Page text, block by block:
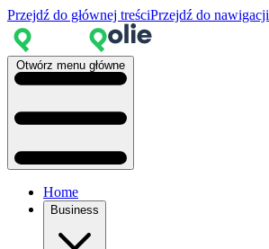
Przejdź do głównej treściPrzejdź do nawigacji
Otwórz menu główne
Home
Business